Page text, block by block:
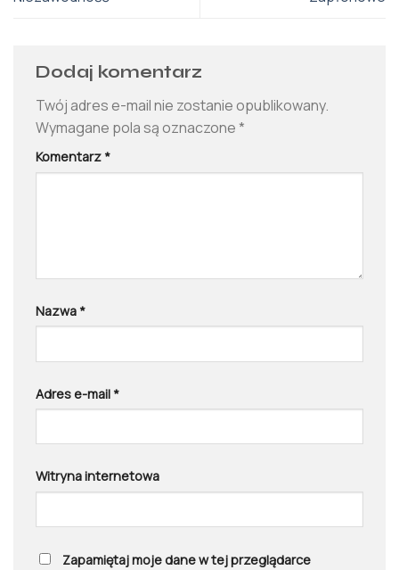
Dodaj komentarz
Twój adres e-mail nie zostanie opublikowany.
Wymagane pola są oznaczone*
Komentarz *
Nazwa *
Adres e-mail *
Witryna internetowa
Zapamiętaj moje dane w tej przeglądarce